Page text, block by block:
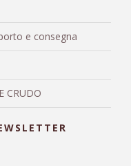
e consegna
CRUDO